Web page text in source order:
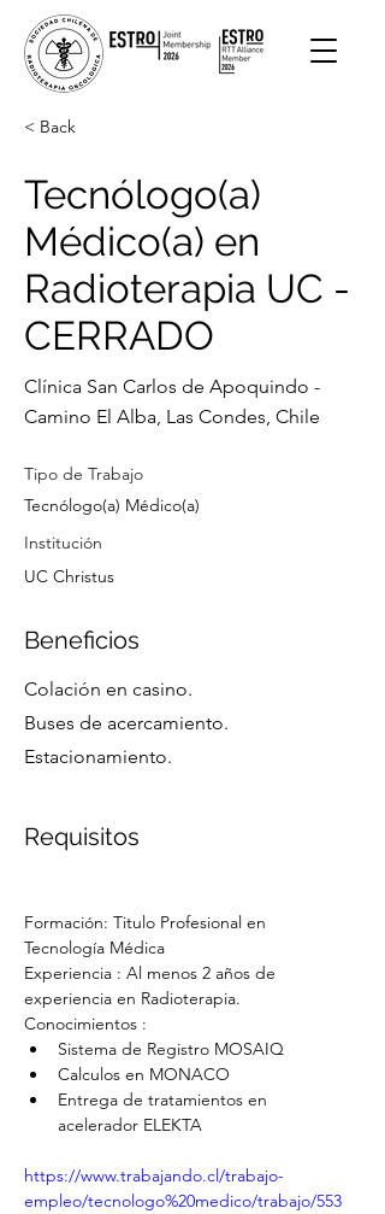
< Back
Tecnólogo(a)
Médico(a) en
Radioterapia UC -
CERRADO
Clínica San Carlos de Apoquindo -
Camino El Alba, Las Condes, Chile
Tipo de Trabajo
Tecnólogo(a) Médico(a)
Institución
UC Christus
Beneficios
Colación en casino.
Buses de acercamiento.
Estacionamiento.
Requisitos
Formación: Titulo Profesional en
Tecnología Médica
Experiencia : Al menos 2 años de
experiencia en Radioterapia.
Conocimientos :
Sistema de Registro MOSAIQ
Calculos en MONACO
Entrega de tratamientos en
acelerador ELEKTA
https://www.trabajando.cl/trabajo-
empleo/tecnologo%20medico/trabajo/553